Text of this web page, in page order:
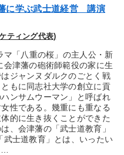
に学ぶ武士道経営 講演
ティング代表)
マ「八重の桜」の主人公・新
津藩の砲術師範役の家に生
ジャンヌダルクのごとく戦
もに同志社大学の創立に貢
ンサムウーマン」と呼ばれ
性である。幾重にも重なる
的に生き抜くことができた
、会津藩の「武士道教育」
士道教育」とは、いったい